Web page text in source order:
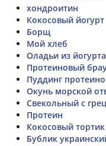
хондроитин
Кокосовый йогурт
Борщ
Мой хлеб
Оладьи из йогурта
Протеиновый
Пуддинг
Окунь морской
Свекольный с
Протеин
Кокосовый тортик
Бублик